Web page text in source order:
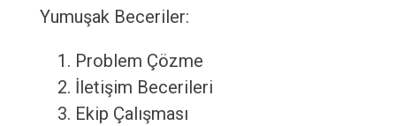
Yumuşak Beceriler:
Problem Çözme
İletişim Becerileri
Ekip Çalışması